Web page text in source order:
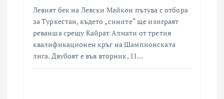
Левият бек на Левски Майкон пътува с отбора
за Туркестан, където „сините“ ще изиграят
реванша срещу Кайрат Алмати от третия
квалификационен кръг на Шампионската
лига. Двубоят е във вторник, 11…